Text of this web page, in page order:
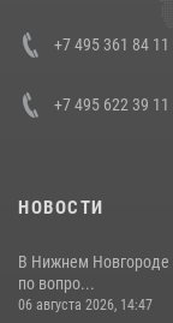
+7 495 361 84 11
+7 495 622 39 11
НОВОСТИ
В Нижнем Новгороде
по вопро...
06 августа 2026, 14:47